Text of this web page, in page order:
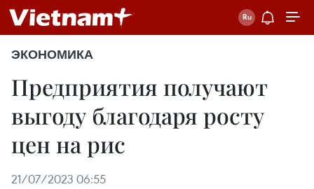
ЭКОНОМИКА
Предприятия получают
выгоду благодаря росту
цен на рис
21/07/2023 06:55